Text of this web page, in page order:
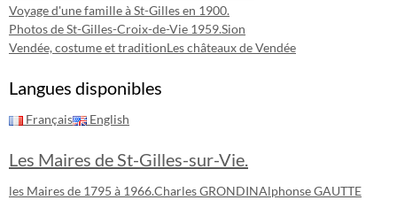
Voyage d'une famille à St-Gilles en 1900.
Photos de St-Gilles-Croix-de-Vie 1959.Sion
Vendée, costume et traditionLes châteaux de Vendée
Langues disponibles
Français English
Les Maires de St-Gilles-sur-Vie.
les Maires de 1795 à 1966.Charles GRONDINAlphonse GAUTTE